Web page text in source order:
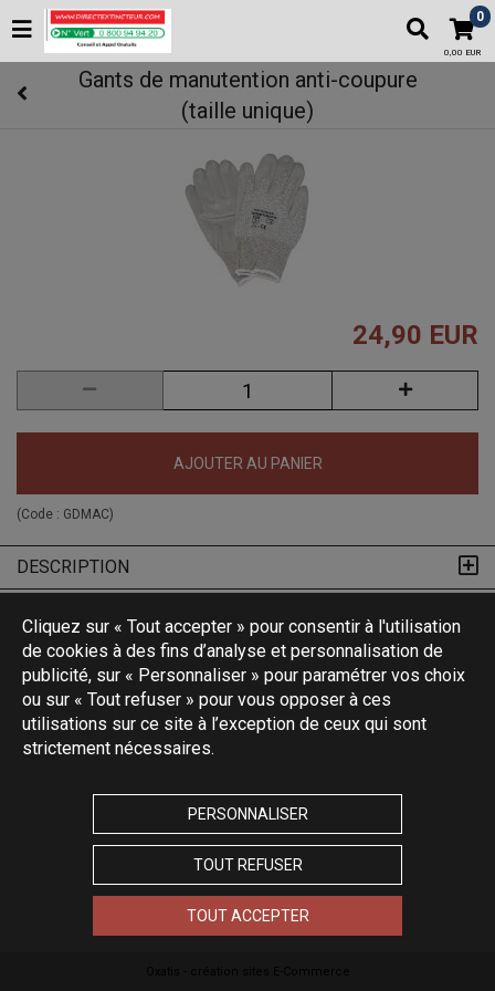
0
0,00 EUR
Gants de manutention anti-coupure
(taille unique)
24,90 EUR
AJOUTER AU PANIER
(Code : GDMAC)
DESCRIPTION
Cliquez sur « Tout accepter » pour consentir à l'utilisation
de cookies à des fins d’analyse et personnalisation de
publicité, sur « Personnaliser » pour paramétrer vos choix
ou sur « Tout refuser » pour vous opposer à ces
utilisations sur ce site à l’exception de ceux qui sont
strictement nécessaires.
PERSONNALISER
TOUT REFUSER
TOUT ACCEPTER